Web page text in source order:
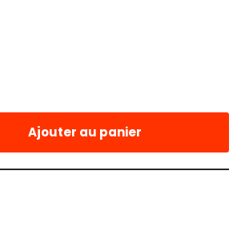
Ajouter au panier